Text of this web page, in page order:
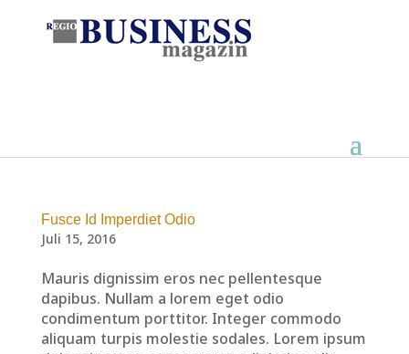
Fusce Id Imperdiet Odio
Juli 15, 2016
Mauris dignissim eros nec pellentesque
dapibus. Nullam a lorem eget odio
condimentum porttitor. Integer commodo
aliquam turpis molestie sodales. Lorem ipsum